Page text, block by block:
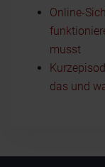
Online-
musst
das und